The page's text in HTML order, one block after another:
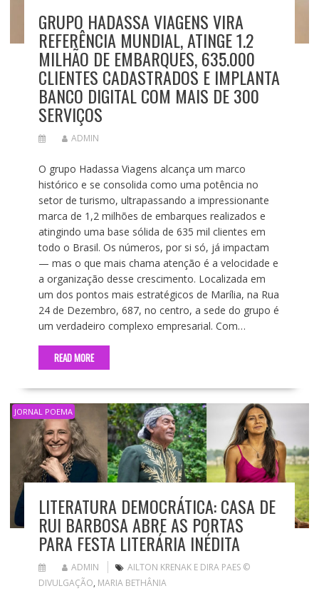
GRUPO HADASSA VIAGENS VIRA
REFERÊNCIA MUNDIAL, ATINGE 1.2
MILHÃO DE EMBARQUES, 635.000
CLIENTES CADASTRADOS E IMPLANTA
BANCO DIGITAL COM MAIS DE 300
SERVIÇOS
ADMIN
O grupo Hadassa Viagens alcança um marco
histórico e se consolida como uma potência no
setor de turismo, ultrapassando a impressionante
marca de 1,2 milhões de embarques realizados e
atingindo uma base sólida de 635 mil clientes em
todo o Brasil. Os números, por si só, já impactam
— mas o que mais chama atenção é a velocidade e
a organização desse crescimento. Localizada em
um dos pontos mais estratégicos de Marília, na Rua
24 de Dezembro, 687, no centro, a sede do grupo é
um verdadeiro complexo empresarial. Com…
READ MORE
JORNAL POEMA
LITERATURA DEMOCRÁTICA: CASA DE
RUI BARBOSA ABRE AS PORTAS
PARA FESTA LITERÁRIA INÉDITA
ADMIN
AILTON KRENAK E DIRA PAES ©
DIVULGAÇÃO, MARIA BETHÂNIA